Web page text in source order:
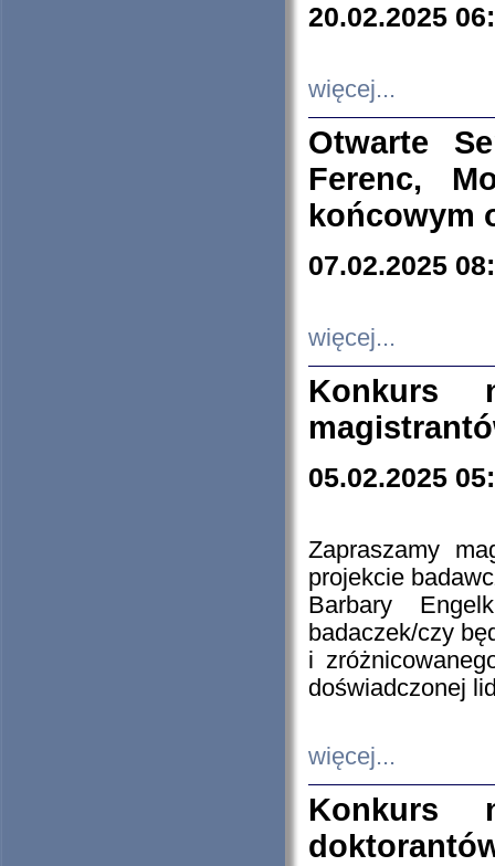
20.02.2025
więcej...
Otwarte
Ferenc,
końcowym
07.02.2025
więcej...
Konkurs
05.02.2025
Zapraszamy
projekcie
Barbary
badaczek/czy
i
doświadczonej
więcej...
Konkurs